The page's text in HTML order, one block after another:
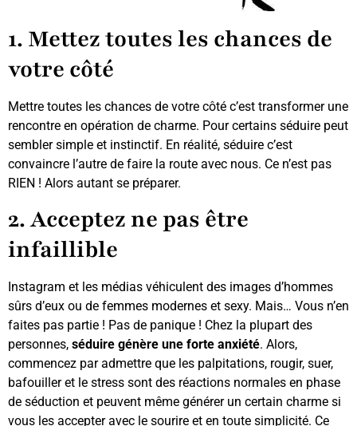
1. Mettez toutes les chances de
votre côté
Mettre toutes les chances de votre côté c’est transformer une
rencontre en opération de charme. Pour certains séduire peut
sembler simple et instinctif. En réalité, séduire c’est
convaincre l’autre de faire la route avec nous. Ce n’est pas
RIEN ! Alors autant se préparer.
2. Acceptez ne pas être
infaillible
Instagram et les médias véhiculent des images d’hommes
sûrs d’eux ou de femmes modernes et sexy. Mais… Vous n’en
faites pas partie ! Pas de panique ! Chez la plupart des
personnes, séduire génère une forte anxiété. Alors,
commencez par admettre que les palpitations, rougir, suer,
bafouiller et le stress sont des réactions normales en phase
de séduction et peuvent même générer un certain charme si
vous les accepter avec le sourire et en toute simplicité. Ce